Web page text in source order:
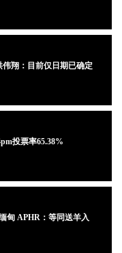
翔：目前仅日期已确定
投票率65.38%
甸 APHR：等同送羊入